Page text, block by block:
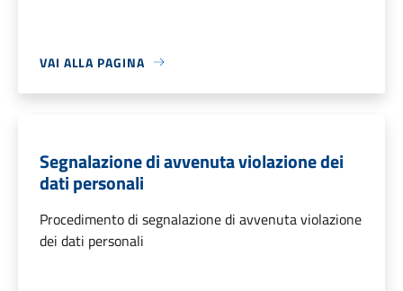
VAI ALLA PAGINA
Segnalazione di avvenuta violazione dei
dati personali
Procedimento di segnalazione di avvenuta violazione
dei dati personali